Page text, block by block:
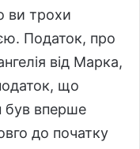
ви трохи
Податок, про
від Марка,
що
був вперше
до початку